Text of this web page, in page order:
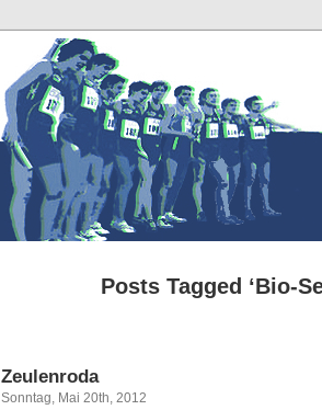
Posts Tagged ‘Bio-
Zeulenroda
Sonntag, Mai 20th, 2012